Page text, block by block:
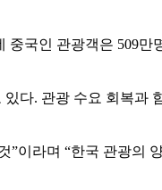
국인 관광객은 509만
다. 관광 수요 회복과
이라며 “한국 관광의